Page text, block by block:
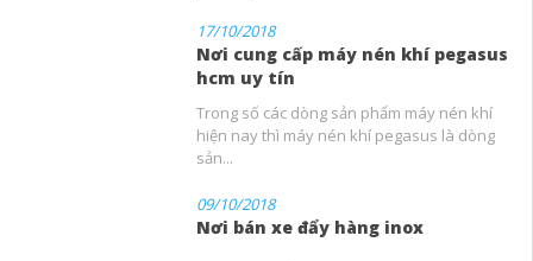
17/10/2018
Nơi cung cấp máy nén khí pegasus
hcm uy tín
Trong số các dòng sản phẩm máy nén khí
hiện nay thì máy nén khí pegasus là dòng
sản...
09/10/2018
Nơi bán xe đẩy hàng inox